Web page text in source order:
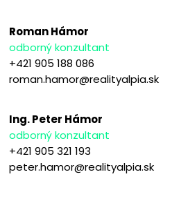
Roman Hámor
odborný konzultant
+421 905 188 086
roman.hamor@realityalpia.sk
Ing. Peter Hámor
odborný konzultant
+421 905 321 193
peter.hamor@realityalpia.sk